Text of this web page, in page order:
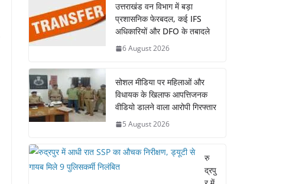
उत्तराखंड वन विभाग में बड़ा
प्रशासनिक फेरबदल, कई IFS
अधिकारियों और DFO के तबादले
6 August 2026
सोशल मीडिया पर महिलाओं और
विधायक के खिलाफ आपत्तिजनक
वीडियो डालने वाला आरोपी गिरफ्तार
5 August 2026
रु
द्रपु